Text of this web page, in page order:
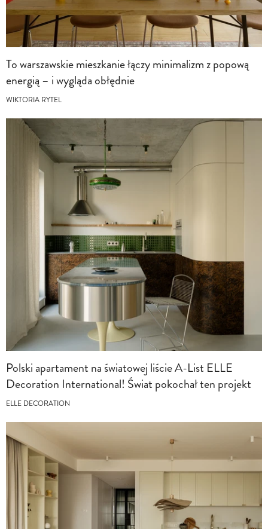
To warszawskie mieszkanie łączy minimalizm z popową
energią – i wygląda obłędnie
WIKTORIA RYTEL
Polski apartament na światowej liście A-List ELLE
Decoration International! Świat pokochał ten projekt
ELLE DECORATION